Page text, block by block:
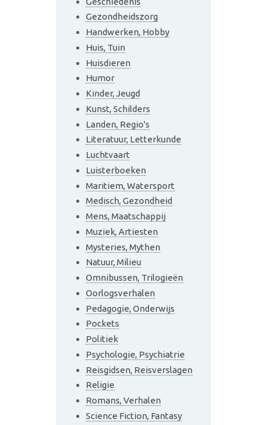
Gezondheidszorg
Handwerken, Hobby
Huis, Tuin
Huisdieren
Humor
Kinder, Jeugd
Kunst, Schilders
Landen, Regio's
Literatuur, Letterkunde
Luchtvaart
Luisterboeken
Maritiem, Watersport
Medisch, Gezondheid
Mens, Maatschappij
Muziek, Artiesten
Mysteries, Mythen
Natuur, Milieu
Omnibussen, Trilogieën
Oorlogsverhalen
Pedagogie, Onderwijs
Pockets
Politiek
Psychologie, Psychiatrie
Reisgidsen, Reisverslagen
Religie
Romans, Verhalen
Science Fiction, Fantasy